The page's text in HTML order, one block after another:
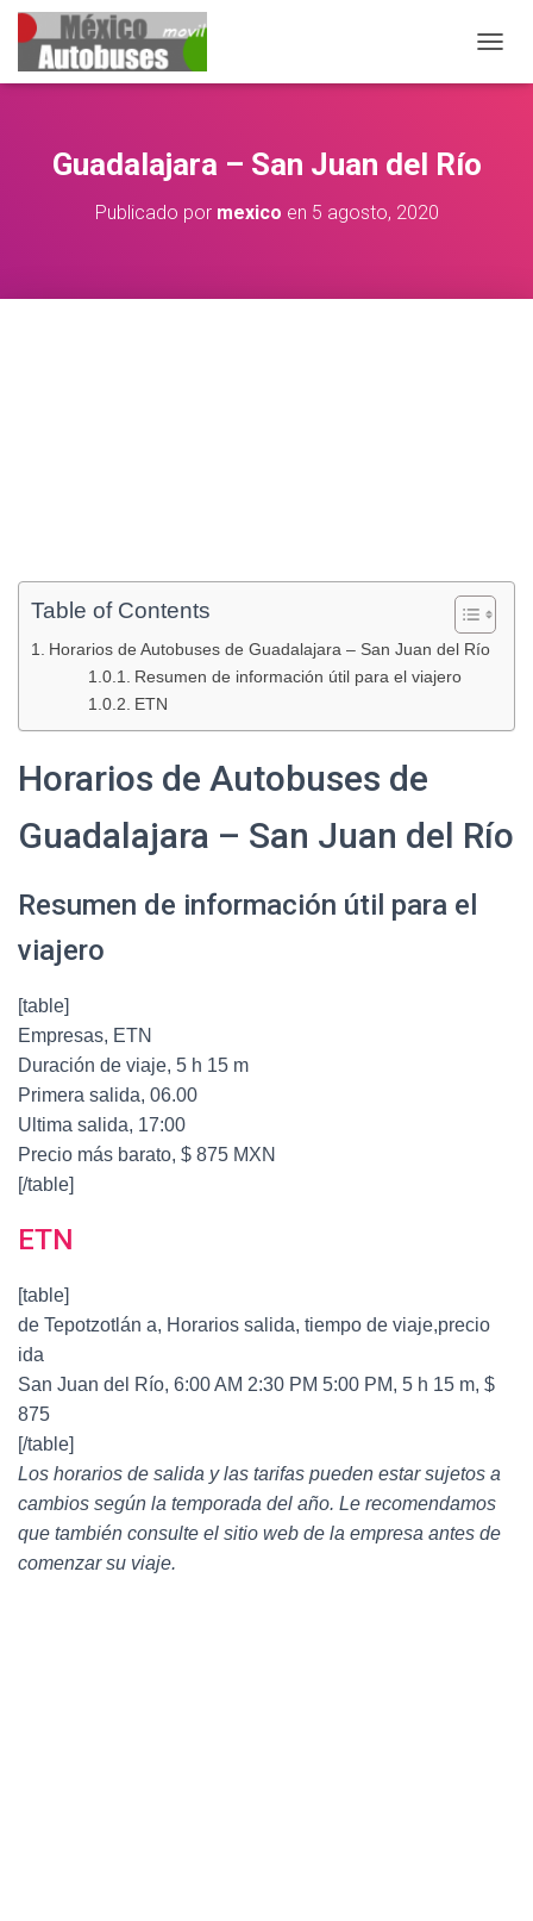
Guadalajara – San Juan del Río
Publicado por mexico en 5 agosto, 2020
Table of Contents
Horarios de Autobuses de Guadalajara – San Juan del Río
Resumen de información útil para el viajero
ETN
Horarios de Autobuses de
Guadalajara – San Juan del Río
Resumen de información útil para el
viajero
[table]
Empresas, ETN
Duración de viaje, 5 h 15 m
Primera salida, 06.00
Ultima salida, 17:00
Precio más barato, $ 875 MXN
[/table]
ETN
[table]
de Tepotzotlán a, Horarios salida, tiempo de viaje,precio
ida
San Juan del Río, 6:00 AM 2:30 PM 5:00 PM, 5 h 15 m, $
875
[/table]
Los horarios de salida y las tarifas pueden estar sujetos a
cambios según la temporada del año. Le recomendamos
que también consulte el sitio web de la empresa antes de
comenzar su viaje.